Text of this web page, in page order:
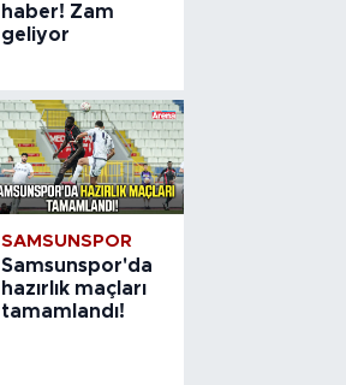
haber! Zam
geliyor
SAMSUNSPOR
Samsunspor'da
hazırlık maçları
tamamlandı!